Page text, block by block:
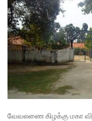
வேவலணை கிழக்கு மகா